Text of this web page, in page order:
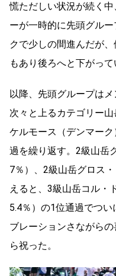
慌ただしい状況が続く
ーが一時的に先頭グル
クで少しの間進んだが
もあり後ろへと下がって
以降、先頭グループはメ
次々と上るカテゴリー
ケルモース（デンマー
過を繰り返す。2級山岳
7％）、2級山岳グロス
えると、3級山岳コル・
5.4％）の1位通過でつ
ブレーションさながら
ら祝った。